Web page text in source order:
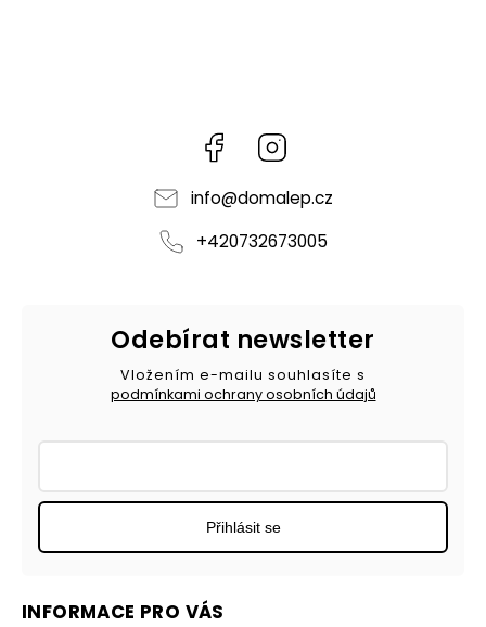
Facebook
info@domalep.cz
+420732673005
INFORMACE PRO VÁS
Odebírat newsletter
Vložením e-mailu souhlasíte s
podmínkami ochrany osobních údajů
Přihlásit se